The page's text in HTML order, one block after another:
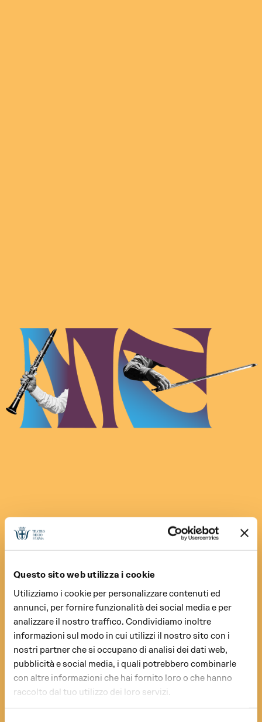
Questo sito web utilizza i cookie
Utilizziamo i cookie per personalizzare contenuti ed
annunci, per fornire funzionalità dei social media e per
analizzare il nostro traffico. Condividiamo inoltre
informazioni sul modo in cui utilizzi il nostro sito con i
nostri partner che si occupano di analisi dei dati web,
pubblicità e social media, i quali potrebbero combinarle
con altre informazioni che hai fornito loro o che hanno
raccolto dal tuo utilizzo dei loro servizi.